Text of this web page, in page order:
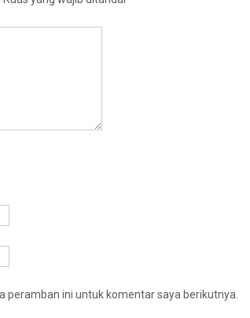
peramban ini untuk komentar saya berikutnya.